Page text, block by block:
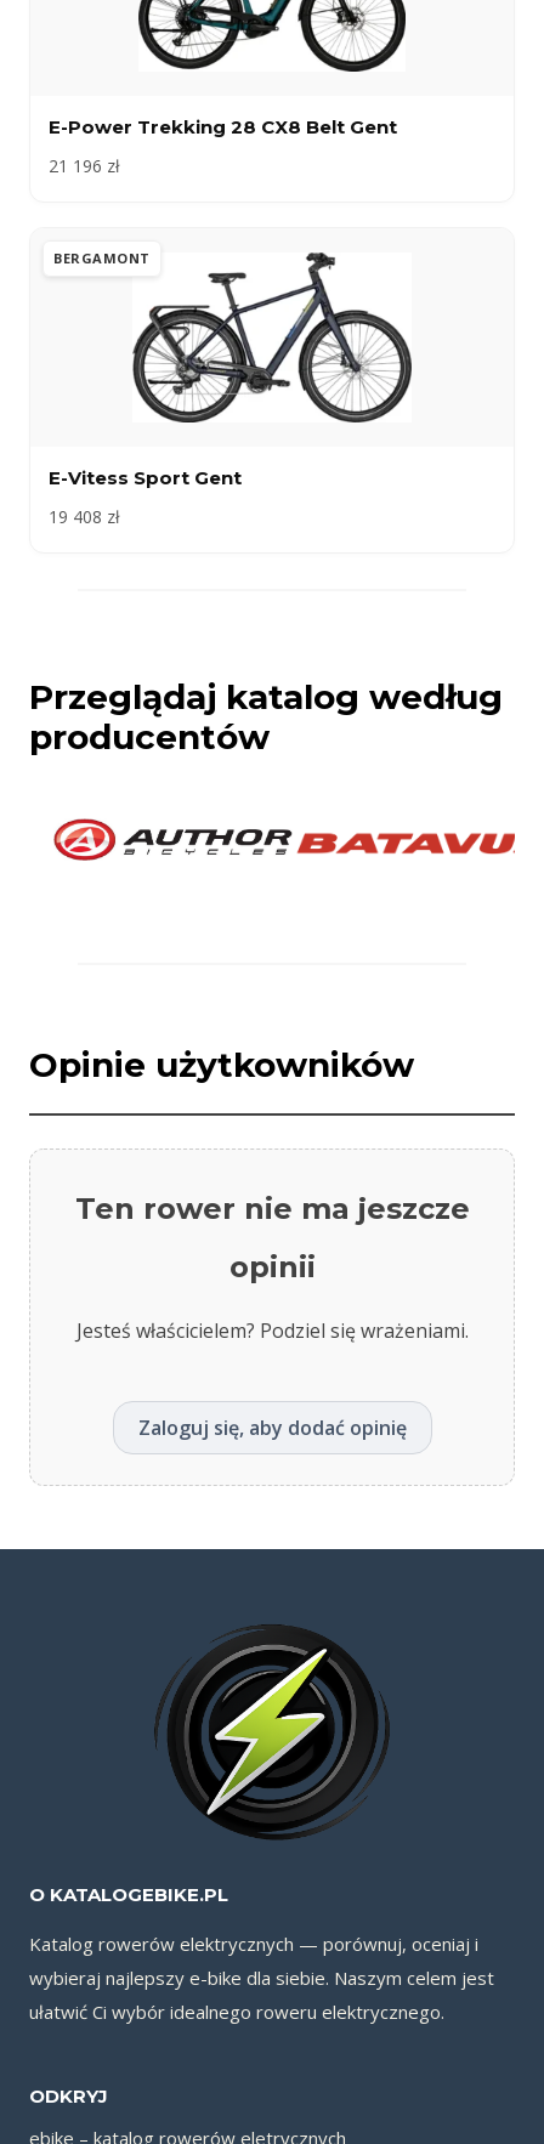
E-Power Trekking 28 CX8 Belt Gent
21 196 zł
BERGAMONT
E-Vitess Sport Gent
19 408 zł
Przeglądaj katalog według
producentów
Opinie użytkowników
Ten rower nie ma jeszcze
opinii
Jesteś właścicielem? Podziel się wrażeniami.
Zaloguj się, aby dodać opinię
O KATALOGEBIKE.PL
Katalog rowerów elektrycznych — porównuj, oceniaj i
wybieraj najlepszy e-bike dla siebie. Naszym celem jest
ułatwić Ci wybór idealnego roweru elektrycznego.
ODKRYJ
ebike – katalog rowerów eletrycznych